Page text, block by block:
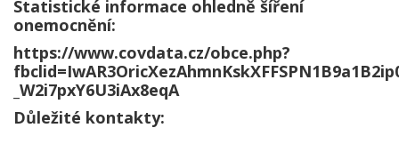
Statistické informace ohledně šíření
onemocnění:
https://www.covdata.cz/obce.php?
_W2i7pxY6U3iAx8eqA
Důležité kontakty: